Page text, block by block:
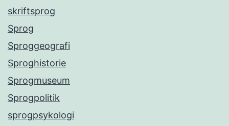
skriftsprog
Sprog
Sproggeografi
Sproghistorie
Sprogmuseum
Sprogpolitik
sprogpsykologi